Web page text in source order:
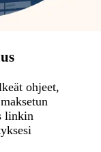
ohjeet,
linkin